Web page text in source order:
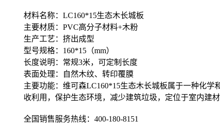
材料名称：LC160*15生态木长城板
主要材质：PVC高分子材料+木粉
生产工艺：挤出成型
型号规格：160*15（mm）
长度说明：常规3米，可定制长度
表面处理：自然木纹、转印覆膜
主要功能：维可森LC160*15生态木长城板属于一种化
收利用，保护生态环境，减少建筑垃圾，定位于室内建
全国销售服务热线： 400-180-8151